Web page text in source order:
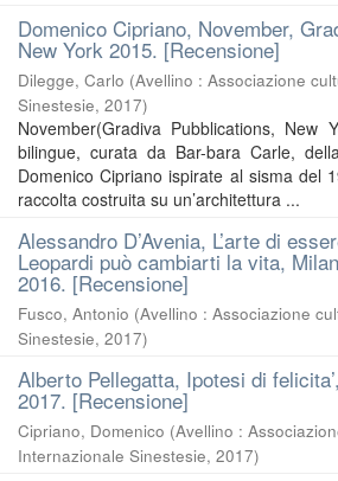
Domenico Cipriano, November,
New York 2015. [Recensione]
Dilegge, Carlo (Avellino : Associazione
Sinestesie, 2017)
November(Gradiva Pubblications, New
bilingue, curata da Bar-bara Carle,
Domenico Cipriano ispirate al sisma del
raccolta costruita su un’architettura ...
Alessandro D’Avenia, L’arte di
Leopardi può cambiarti la vita,
2016. [Recensione]
Fusco, Antonio (Avellino : Associazione
Sinestesie, 2017)
Alberto Pellegatta, Ipotesi di
2017. [Recensione]
Cipriano, Domenico (Avellino :
Internazionale Sinestesie, 2017)